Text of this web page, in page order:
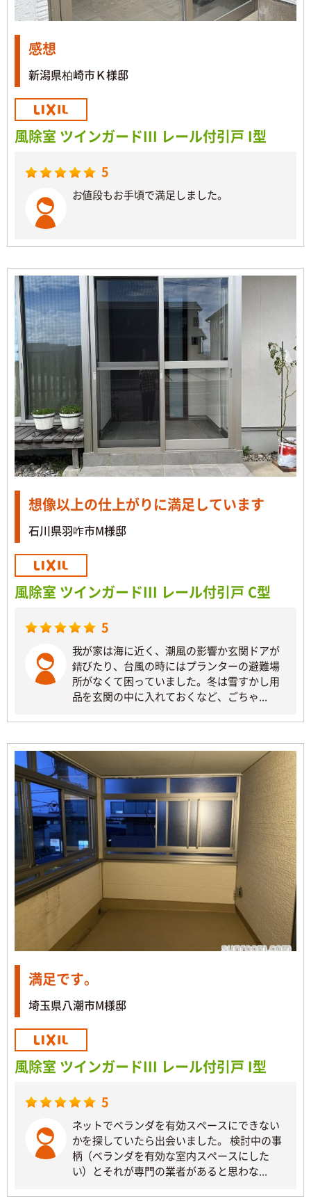
感想
新潟県柏崎市Ｋ様邸
風除室 ツインガードIII レール付引戸 I型
5
お値段もお手頃で満足しました。
想像以上の仕上がりに満足しています
石川県羽咋市M様邸
風除室 ツインガードIII レール付引戸 C型
5
我が家は海に近く、潮風の影響か玄関ドアが
錆びたり、台風の時にはプランターの避難場
所がなくて困っていました。冬は雪すかし用
品を玄関の中に入れておくなど、ごちゃ...
満足です。
埼玉県八潮市M様邸
風除室 ツインガードIII レール付引戸 I型
5
ネットでベランダを有効スペースにできない
かを探していたら出会いました。 検討中の事
柄（ベランダを有効な室内スペースにした
い）とそれが専門の業者があると思わな...